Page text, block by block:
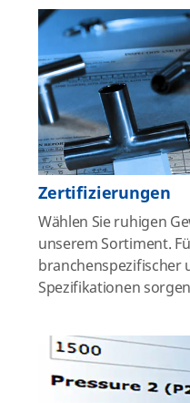
Zertifizierungen
Wählen Sie ruhigen
unserem Sortiment.
branchenspezifischer
Spezifikationen